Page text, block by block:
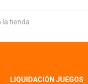
LIQUIDACIÓN JUEGOS